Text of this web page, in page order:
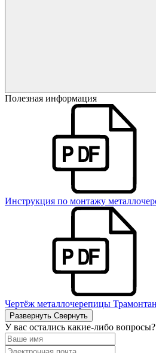
Полезная информация
Инструкция по монтажу
Чертёж металлочерепицы
Развернуть Свернуть
У вас остались какие-либо